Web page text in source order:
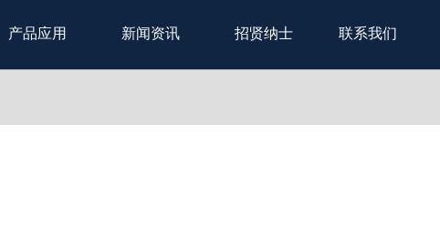
产品应用 新闻资讯 招贤纳士 联系我们